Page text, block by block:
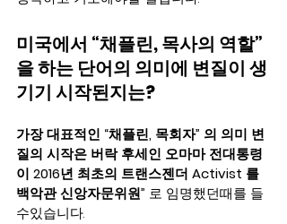
미국에서 “채플린, 목사의 역할”
을 하는 단어의 의미에 변질이 생
기기 시작된지는?
가장 대표적인 “채플린, 목회자” 의 의미 변
질의 시작은 버락 후세인 오마마 전대통령
이 2016년 최초의 트랜스젠더 Activist 를
백악관 신앙자문위원” 로 임명했던때를 들
수있습니다.